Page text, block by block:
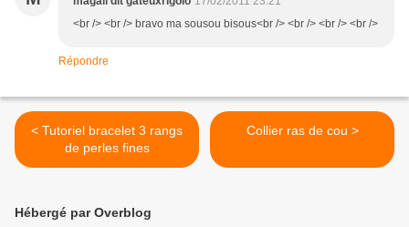
<br /> <br /> bravo ma sousou bisous<br /> <br /> <br /> <br />
Répondre
< Tutoriel bracelet 3 rangs
de perles fines
Collier ras de cou >
Hébergé par Overblog